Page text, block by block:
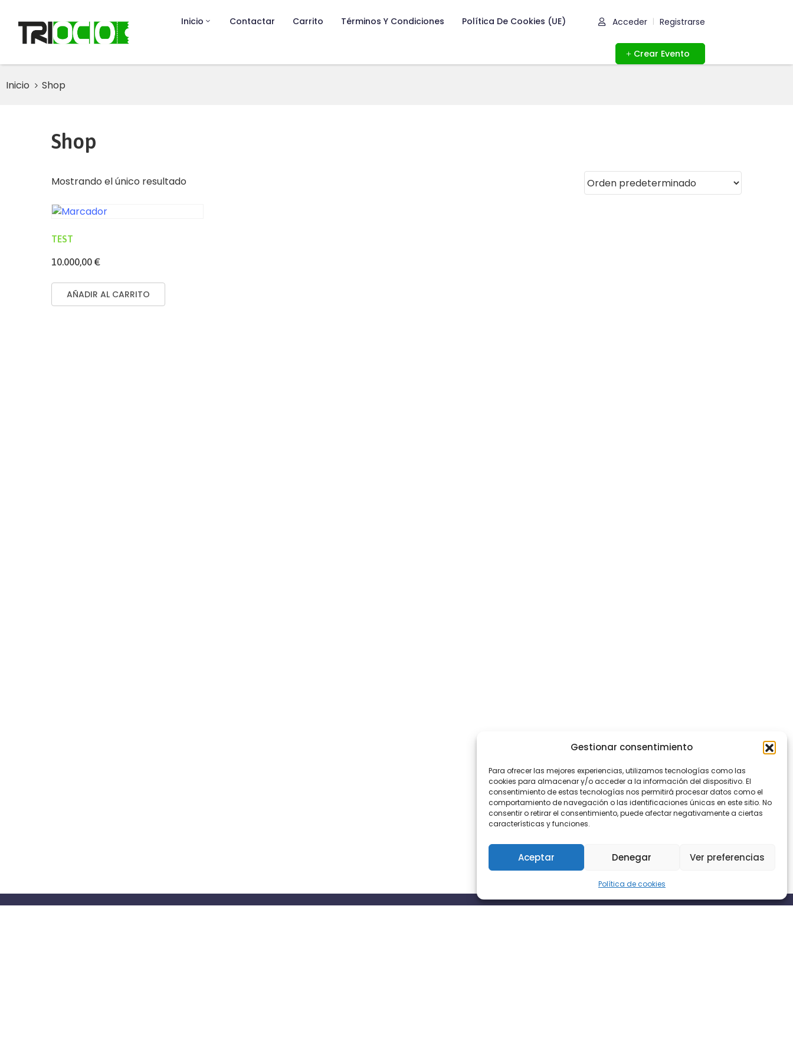
Gestionar consentimiento
Para ofrecer las mejores experiencias, utilizamos tecnologías como las
cookies para almacenar y/o acceder a la información del dispositivo. El
consentimiento de estas tecnologías nos permitirá procesar datos como el
comportamiento de navegación o las identificaciones únicas en este sitio. No
consentir o retirar el consentimiento, puede afectar negativamente a ciertas
características y funciones.
Aceptar Denegar Ver preferencias
Política de cookies
Inicio Contactar Carrito Términos Y Condiciones Política De Cookies (UE) Acceder Registrarse
Crear Evento
Inicio Shop
Shop
Mostrando el único resultado
TEST
10.000,00 €
AÑADIR AL CARRITO